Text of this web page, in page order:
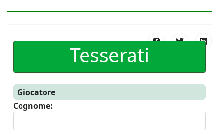
Tesserati
Giocatore
Cognome: